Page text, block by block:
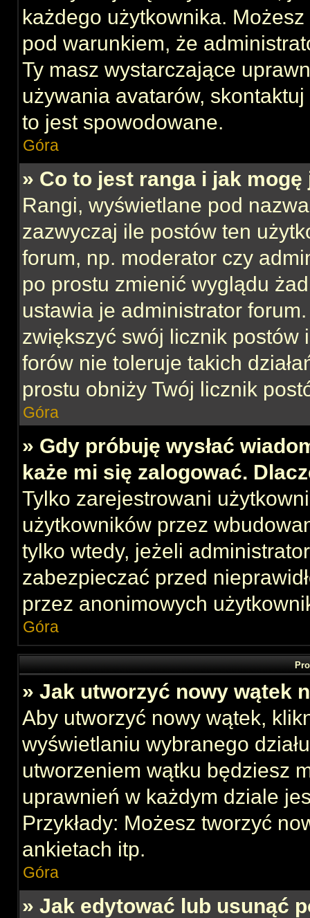
każdego użytkownika.
pod warunkiem, że
Ty masz wystarczające
używania avatarów,
to jest spowodowane.
Góra
» Co to jest ranga i jak mogę
Rangi, wyświetlane pod
zazwyczaj ile postów ten
forum, np. moderator czy
po prostu zmienić wyglądu
ustawia je administrator
zwiększyć swój licznik postów
forów nie toleruje takich
prostu obniży Twój licznik
Góra
» Gdy próbuję wysłać
każe mi się zalogować.
Tylko zarejestrowani
użytkowników przez
tylko wtedy, jeżeli
zabezpieczać przed
przez anonimowych
Góra
» Jak utworzyć nowy wątek
Aby utworzyć nowy wątek,
wyświetlaniu wybranego
utworzeniem wątku będziesz
uprawnień w każdym dziale
Przykłady: Możesz tworzyć
ankietach itp.
Góra
» Jak edytować lub usunąć